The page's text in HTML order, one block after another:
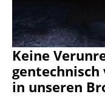
Keine
in unseren